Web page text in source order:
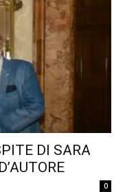
DI SARA
0